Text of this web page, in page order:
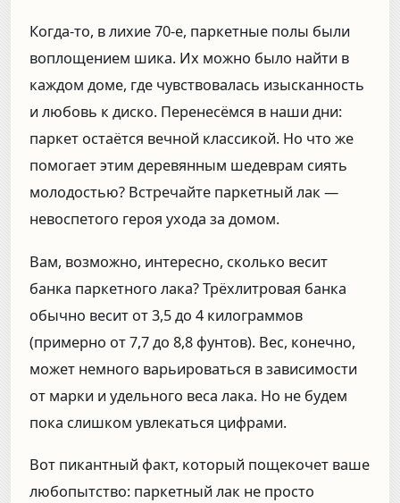
Когда-то, в лихие 70-е, паркетные полы были
воплощением шика. Их можно было найти в
каждом доме, где чувствовалась изысканность
и любовь к диско. Перенесёмся в наши дни:
паркет остаётся вечной классикой. Но что же
помогает этим деревянным шедеврам сиять
молодостью? Встречайте паркетный лак —
невоспетого героя ухода за домом.
Вам, возможно, интересно, сколько весит
банка паркетного лака? Трёхлитровая банка
обычно весит от 3,5 до 4 килограммов
(примерно от 7,7 до 8,8 фунтов). Вес, конечно,
может немного варьироваться в зависимости
от марки и удельного веса лака. Но не будем
пока слишком увлекаться цифрами.
Вот пикантный факт, который пощекочет ваше
любопытство: паркетный лак не просто